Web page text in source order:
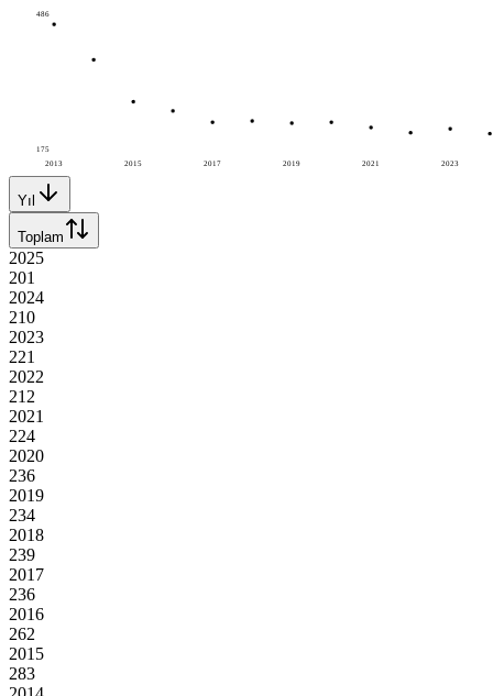
2013 2015 2017 2019 2021 2023
486
175
Yıl
Toplam
2025
201
2024
210
2023
221
2022
212
2021
224
2020
236
2019
234
2018
239
2017
236
2016
262
2015
283